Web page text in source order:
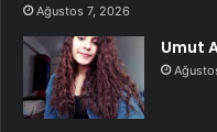
Ağustos 7, 2026
Umut